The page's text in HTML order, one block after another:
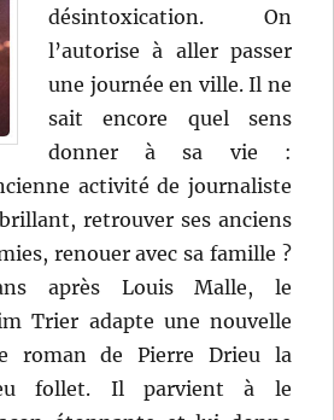
désintoxication. On
l’autorise à aller passer
une journée en ville. Il ne
sait encore quel sens
donner à sa vie :
activité de journaliste
retrouver ses anciens
renouer avec sa famille ?
après Louis Malle, le
Trier adapte une nouvelle
roman de Pierre Drieu la
follet. Il parvient à le